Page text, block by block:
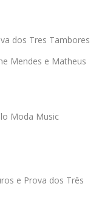
dos Tres Tambores
Mendes e Matheus
Moda Music
e Prova dos Três